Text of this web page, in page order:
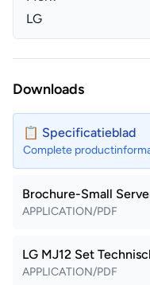
LG
Downloads
📋 Specificatieblad
Complete
Brochure-Small
APPLICATION/PDF
LG MJ12 Set
APPLICATION/PDF